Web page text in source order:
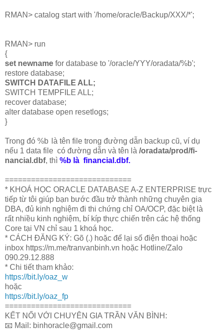
RMAN> catalog start with '/home/oracle/Backup/XXX/*';
RMAN> run
{
set newname for database to '/oracle/YYY/oradata/%b';
restore database;
SWITCH DATAFILE ALL;
SWITCH TEMPFILE ALL;
recover database;
alter database open resetlogs;
}
Trong đó %b là tên file trong đường dẫn backup cũ, ví dụ
nếu 1 data file có đường dẫn và tên là /oradata/prod/fi­
nancial.dbf, thì %b là financial.dbf.
=============================
* KHOÁ HỌC ORACLE DATABASE A-Z ENTERPRISE trực
tiếp từ tôi giúp bạn bước đầu trở thành những chuyên gia
DBA, đủ kinh nghiệm đi thi chứng chỉ OA/OCP, đặc biệt là
rất nhiều kinh nghiệm, bí kíp thực chiến trên các hệ thống
Core tại VN chỉ sau 1 khoá học.
* CÁCH ĐĂNG KÝ: Gõ (.) hoặc để lại số điện thoại hoặc
inbox https://m.me/tranvanbinh.vn hoặc Hotline/Zalo
090.29.12.888
* Chi tiết tham khảo:
https://bit.ly/oaz_w
hoặc
https://bit.ly/oaz_fp
=============================
KẾT NỐI VỚI CHUYÊN GIA TRẦN VĂN BÌNH:
📧 Mail: binhoracle@gmail.com